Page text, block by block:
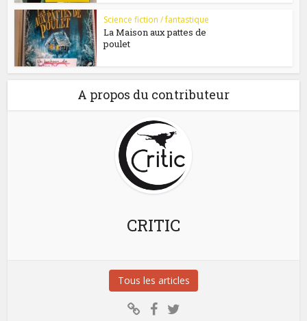
Science fiction / fantastique
La Maison aux pattes de
poulet
A propos du contributeur
CRITIC
Tous les articles